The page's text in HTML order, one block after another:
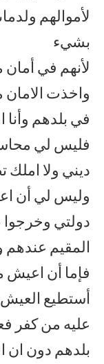
لأموالهم
بشيء
لأنهم في أمان
واخذت
في بلدهم وأنا
فليس لي
ديني ولا املك
وليس لي أن
دولتي وخرجوا
المقيم
فإما أن اعيش
أستطيع
عليه من كفر
بلدهم دون ان